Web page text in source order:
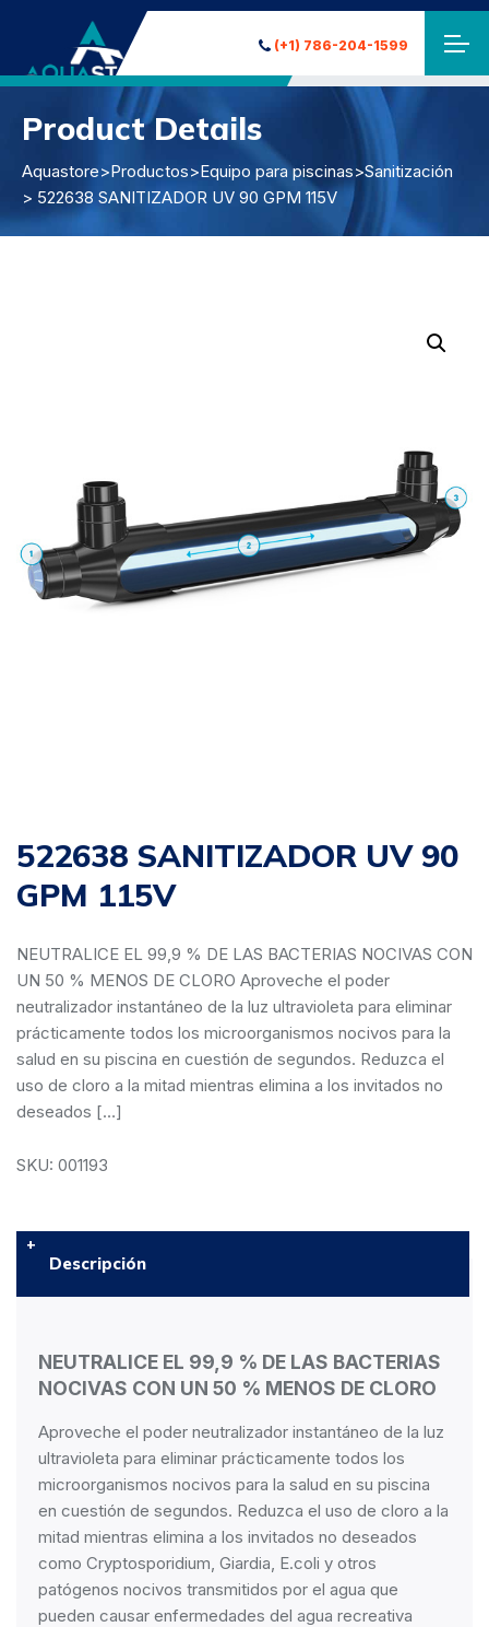
(+1) 786-204-1599
Product Details
Aquastore>Productos>Equipo para piscinas>Sanitización
> 522638 SANITIZADOR UV 90 GPM 115V
522638 SANITIZADOR UV 90
GPM 115V
NEUTRALICE EL 99,9 % DE LAS BACTERIAS NOCIVAS CON
UN 50 % MENOS DE CLORO Aproveche el poder
neutralizador instantáneo de la luz ultravioleta para eliminar
prácticamente todos los microorganismos nocivos para la
salud en su piscina en cuestión de segundos. Reduzca el
uso de cloro a la mitad mientras elimina a los invitados no
deseados […]
SKU: 001193
Descripción
NEUTRALICE EL 99,9 % DE LAS BACTERIAS
NOCIVAS CON UN 50 % MENOS DE CLORO
Aproveche el poder neutralizador instantáneo de la luz
ultravioleta para eliminar prácticamente todos los
microorganismos nocivos para la salud en su piscina
en cuestión de segundos. Reduzca el uso de cloro a la
mitad mientras elimina a los invitados no deseados
como Cryptosporidium, Giardia, E.coli y otros
patógenos nocivos transmitidos por el agua que
pueden causar enfermedades del agua recreativa